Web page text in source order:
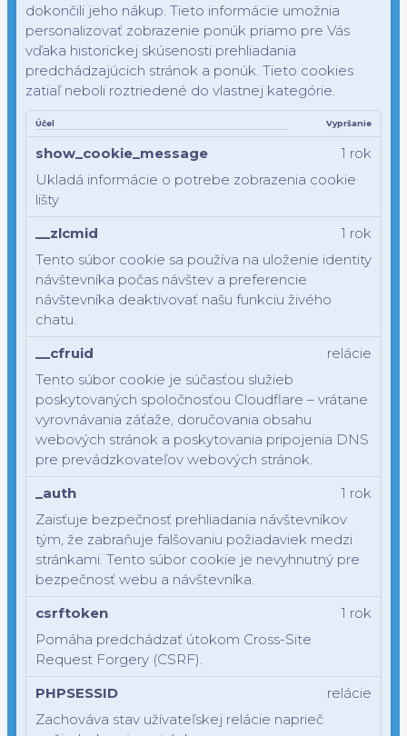
dokončili jeho nákup. Tieto informácie umožnia
personalizovať zobrazenie ponúk priamo pre Vás
vďaka historickej skúsenosti prehliadania
predchádzajúcich stránok a ponúk. Tieto cookies
zatiaľ neboli roztriedené do vlastnej kategórie.
Účel Vypršanie
show_cookie_message
Ukladá informácie o potrebe zobrazenia cookie
lišty
1 rok
__zlcmid
Tento súbor cookie sa používa na uloženie identity
návštevníka počas návštev a preferencie
návštevníka deaktivovať našu funkciu živého
chatu.
1 rok
__cfruid
Tento súbor cookie je súčasťou služieb
poskytovaných spoločnosťou Cloudflare – vrátane
vyrovnávania záťaže, doručovania obsahu
webových stránok a poskytovania pripojenia DNS
pre prevádzkovateľov webových stránok.
relácie
_auth
Zaisťuje bezpečnosť prehliadania návštevníkov
tým, že zabraňuje falšovaniu požiadaviek medzi
stránkami. Tento súbor cookie je nevyhnutný pre
bezpečnosť webu a návštevníka.
1 rok
csrftoken
Pomáha predchádzať útokom Cross-Site
Request Forgery (CSRF).
1 rok
PHPSESSID
Zachováva stav užívateľskej relácie naprieč
relácie